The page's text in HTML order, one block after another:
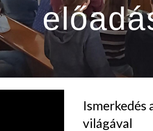
Ismerkedés
világával